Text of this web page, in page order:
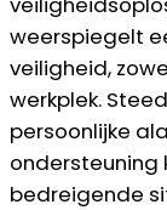
weerspiegelt
veiligheid,
werkplek.
persoonlijke
ondersteuning
bedreigende